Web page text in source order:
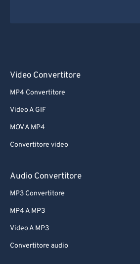
Video Convertitore
MP4 Convertitore
Video A GIF
MOV A MP4
Convertitore video
Audio Convertitore
MP3 Convertitore
MP4 A MP3
Video A MP3
Convertitore audio